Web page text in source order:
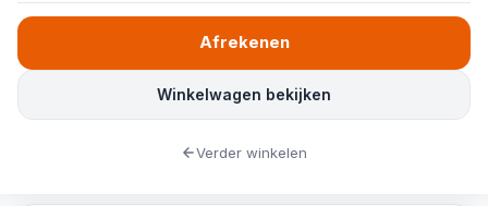
Winkelwagen bekijken
Afrekenen
Verder winkelen